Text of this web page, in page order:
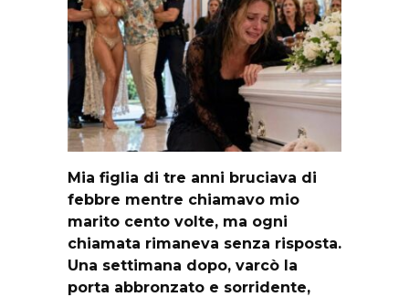
Mia figlia di tre anni bruciava di
febbre mentre chiamavo mio
marito cento volte, ma ogni
chiamata rimaneva senza risposta.
Una settimana dopo, varcò la
porta abbronzato e sorridente,